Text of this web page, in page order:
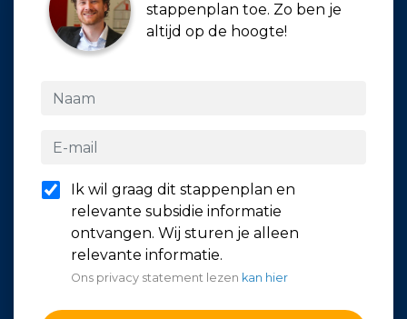
stappenplan toe. Zo ben je
altijd op de hoogte!
Ik wil graag dit stappenplan en
relevante subsidie informatie
ontvangen. Wij sturen je alleen
relevante informatie.
Ons privacy statement lezen kan hier